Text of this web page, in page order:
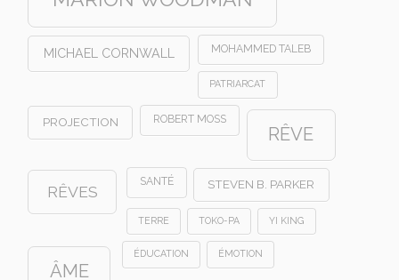
MICHAEL CORNWALL MOHAMMED TALEB
PATRIARCAT
PROJECTION ROBERT MOSS
RÊVE
RÊVES
SANTÉ STEVEN B. PARKER
TERRE TOKO-PA YI KING
ÂME
ÉDUCATION ÉMOTION